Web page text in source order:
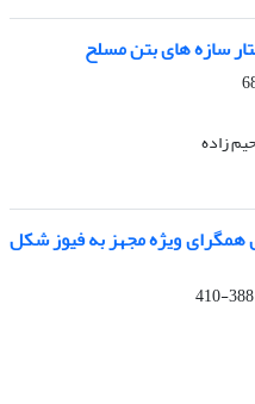
سازه های بتن مسلح
زاده
همگرای ویژه مجهز به فیوز شکل
388-410